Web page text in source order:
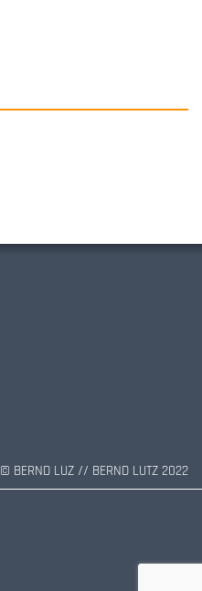
© BERND LUZ // BERND LUTZ 2022